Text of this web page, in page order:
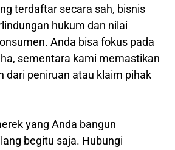
terdaftar secara sah, bisnis
hukum dan nilai
Anda bisa fokus pada
sementara kami memastikan
dari peniruan atau klaim pihak
yang Anda bangun
begitu saja. Hubungi